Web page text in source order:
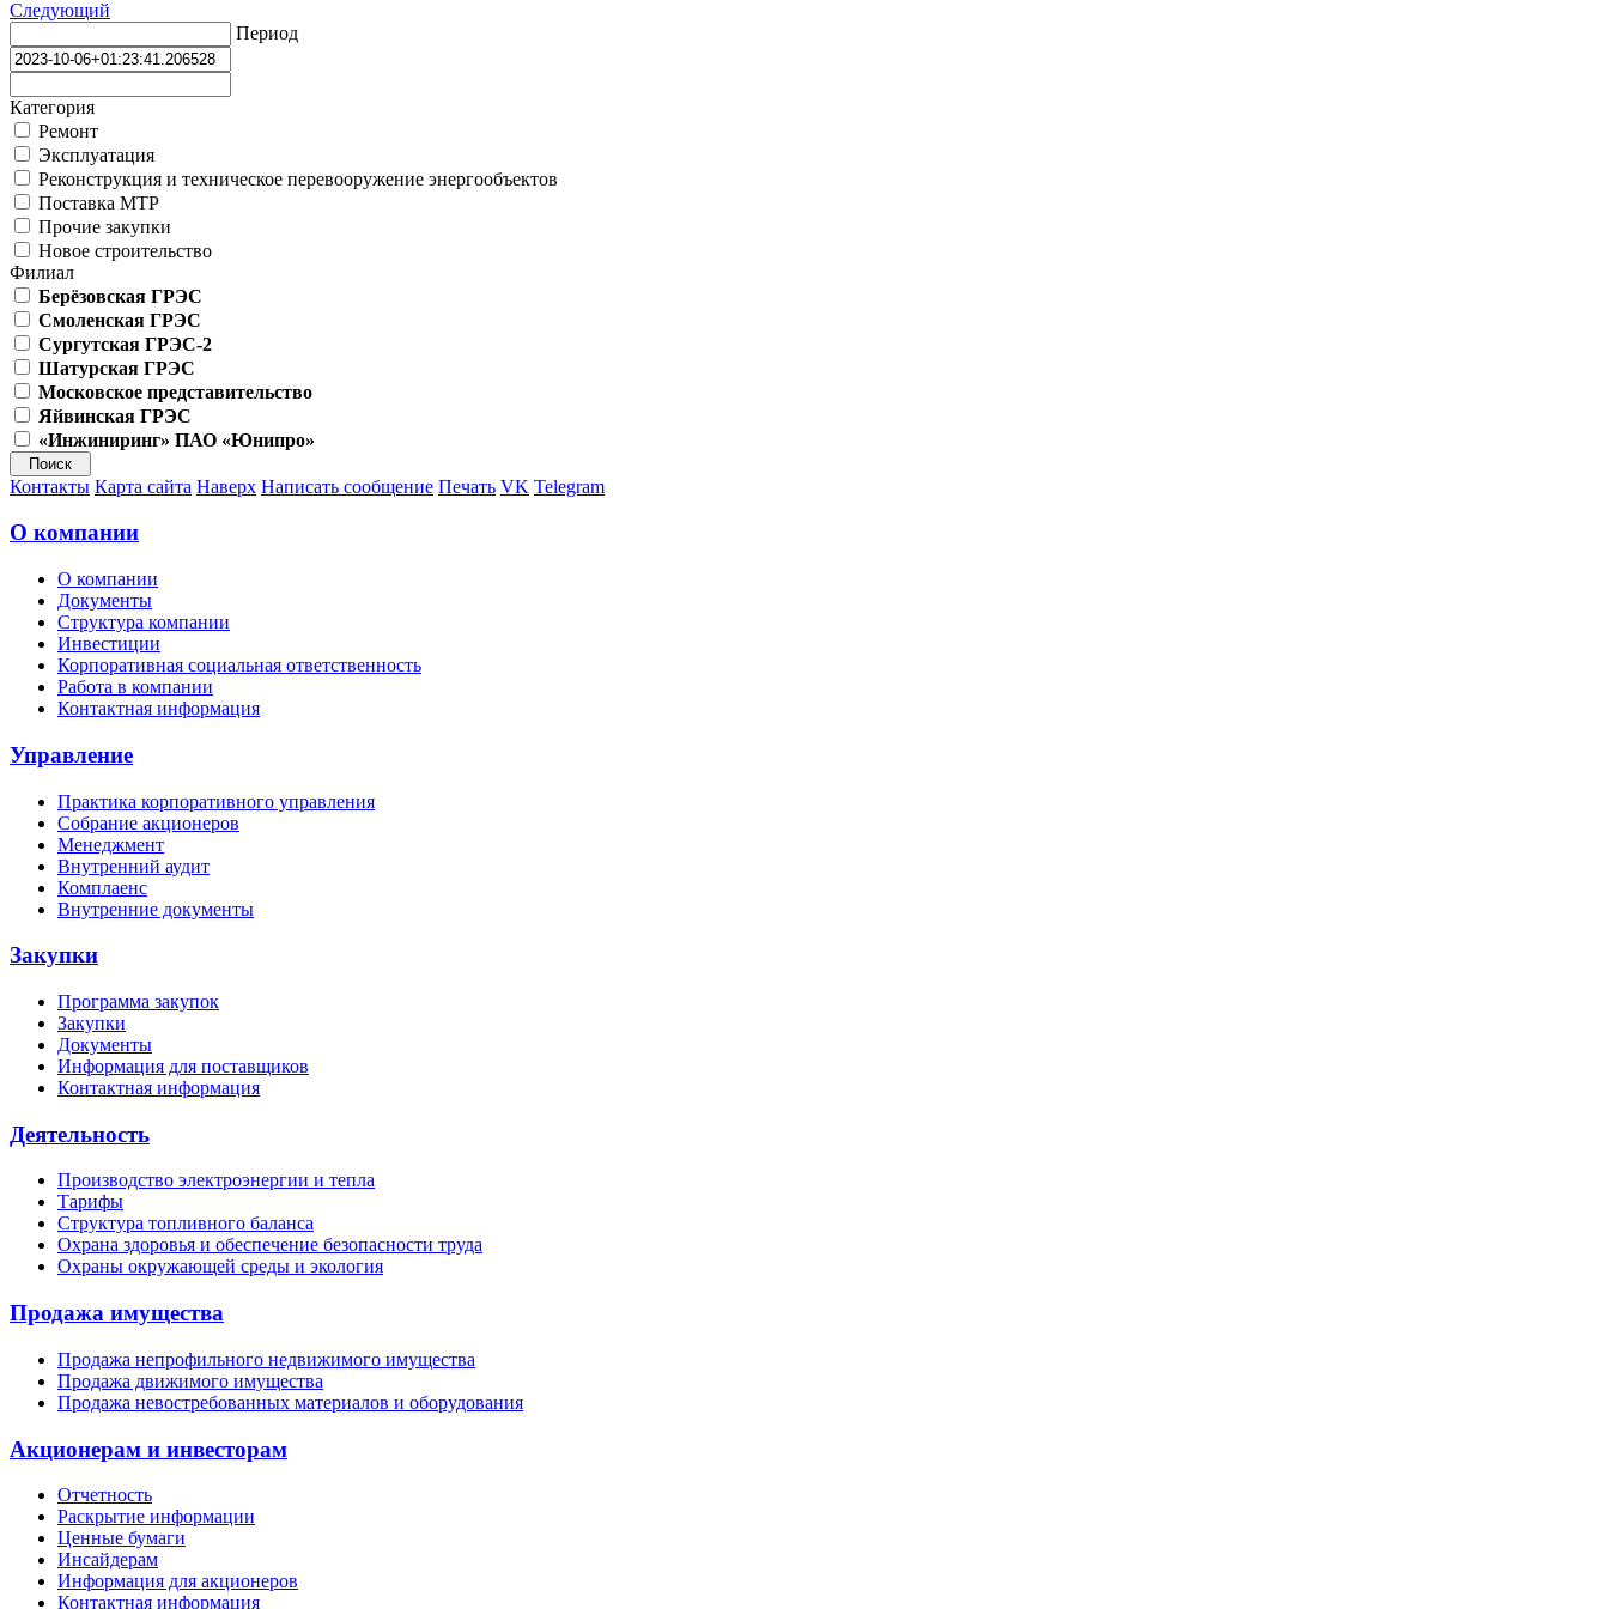
Следующий
Период
Категория
Ремонт
Эксплуатация
Реконструкция и техническое перевооружение энергообъектов
Поставка МТР
Прочие закупки
Новое строительство
Филиал
Берёзовская ГРЭС
Смоленская ГРЭС
Сургутская ГРЭС-2
Шатурская ГРЭС
Московское представительство
Яйвинская ГРЭС
«Инжиниринг» ПАО «Юнипро»
Контакты Карта сайта Наверх Написать сообщение Печать VK Telegram
О компании
О компании
Документы
Структура компании
Инвестиции
Корпоративная социальная ответственность
Работа в компании
Контактная информация
Управление
Практика корпоративного управления
Собрание акционеров
Менеджмент
Внутренний аудит
Комплаенс
Внутренние документы
Закупки
Программа закупок
Закупки
Документы
Информация для поставщиков
Контактная информация
Деятельность
Производство электроэнергии и тепла
Тарифы
Структура топливного баланса
Охрана здоровья и обеспечение безопасности труда
Охраны окружающей среды и экология
Продажа имущества
Продажа непрофильного недвижимого имущества
Продажа движимого имущества
Продажа невостребованных материалов и оборудования
Акционерам и инвесторам
Отчетность
Раскрытие информации
Ценные бумаги
Инсайдерам
Информация для акционеров
Контактная информация